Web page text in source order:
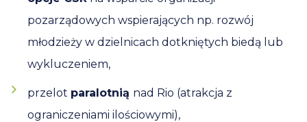
pozarządowych wspierających np. rozwój
młodzieży w dzielnicach dotkniętych biedą lub
wykluczeniem,
przelot paralotnią nad Rio (atrakcja z
ograniczeniami ilościowymi),